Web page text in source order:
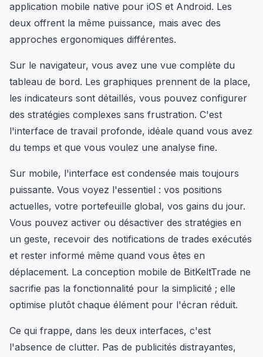
application mobile native pour iOS et Android. Les
deux offrent la même puissance, mais avec des
approches ergonomiques différentes.
Sur le navigateur, vous avez une vue complète du
tableau de bord. Les graphiques prennent de la place,
les indicateurs sont détaillés, vous pouvez configurer
des stratégies complexes sans frustration. C'est
l'interface de travail profonde, idéale quand vous avez
du temps et que vous voulez une analyse fine.
Sur mobile, l'interface est condensée mais toujours
puissante. Vous voyez l'essentiel : vos positions
actuelles, votre portefeuille global, vos gains du jour.
Vous pouvez activer ou désactiver des stratégies en
un geste, recevoir des notifications de trades exécutés
et rester informé même quand vous êtes en
déplacement. La conception mobile de BitKeltTrade ne
sacrifie pas la fonctionnalité pour la simplicité ; elle
optimise plutôt chaque élément pour l'écran réduit.
Ce qui frappe, dans les deux interfaces, c'est
l'absence de clutter. Pas de publicités distrayantes,